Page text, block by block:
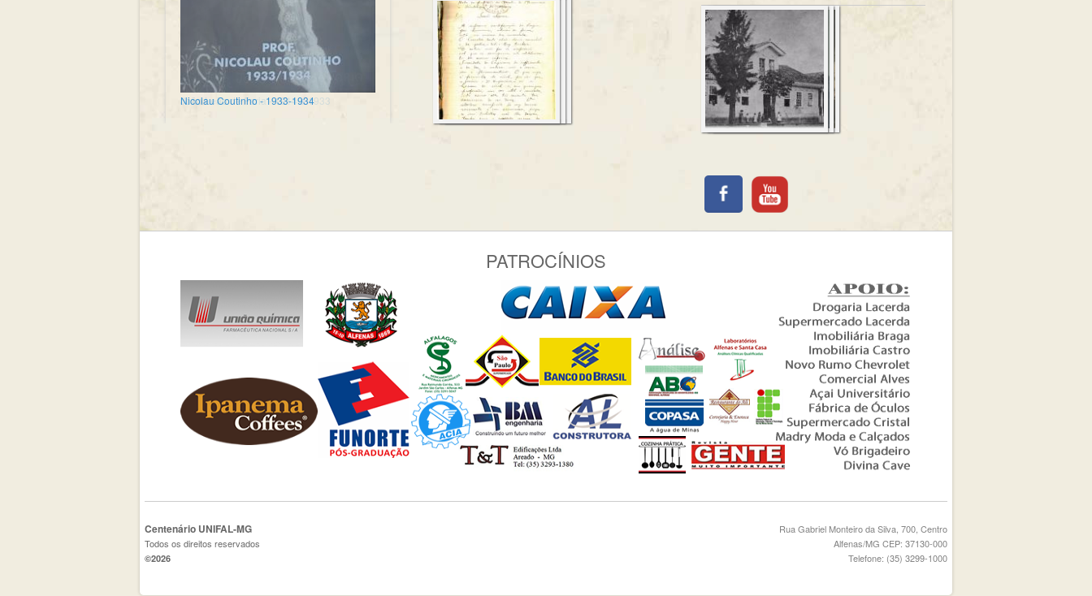
Nicolau Coutinho - 1933-1934
PATROCÍNIOS
Centenário UNIFAL-MG
Todos os direitos reservados
©2026
Rua Gabriel Monteiro da Silva, 700, Centro
Alfenas/MG CEP: 37130-000
Telefone: (35) 3299-1000